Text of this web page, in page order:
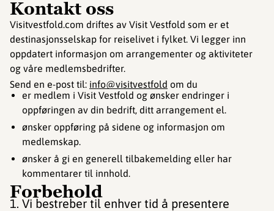
Kontakt oss
Visitvestfold.com driftes av Visit Vestfold som er et
destinasjonsselskap for reiselivet i fylket. Vi legger inn
oppdatert informasjon om arrangementer og aktiviteter
og våre medlemsbedrifter.
Send en e-post til: info@visitvestfold om du
er medlem i Visit Vestfold og ønsker endringer i
oppføringen av din bedrift, ditt arrangement el.
ønsker oppføring på sidene og informasjon om
medlemskap.
ønsker å gi en generell tilbakemelding eller har
kommentarer til innhold.
Forbehold
Vi bestreber til enhver tid å presentere